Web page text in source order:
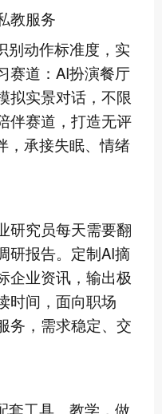
教服务
别动作标准度，实
赛道：AI扮演餐厅
拟实景对话，不限
伴赛道，打造无评
，承接失眠、情绪
研究员每天需要翻
研报告。定制AI摘
企业资讯，输出极
时间，面向职场
务，需求稳定、交
套工具、教学，做